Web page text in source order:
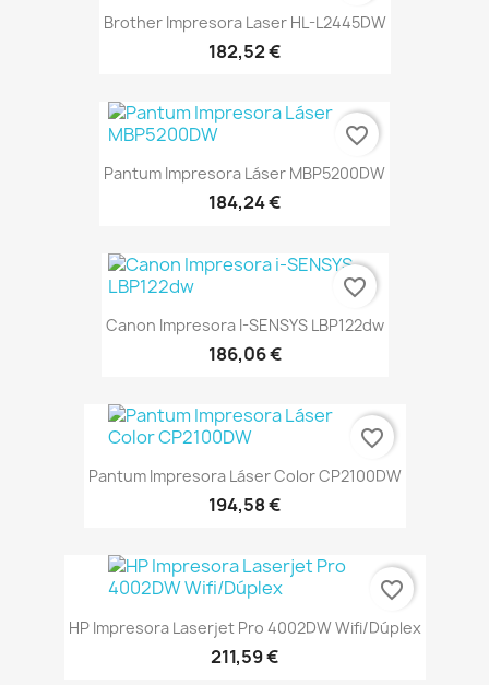
Brother Impresora Laser HL-L2445DW
182,52 €
Pantum Impresora Láser MBP5200DW
184,24 €
favorite_border
Canon Impresora I-SENSYS LBP122dw
186,06 €
favorite_border
Pantum Impresora Láser Color CP2100DW
194,58 €
favorite_border
HP Impresora Laserjet Pro 4002DW Wifi/Dúplex
211,59 €
favorite_border